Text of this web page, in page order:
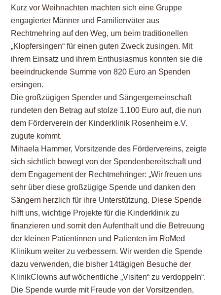
Kurz vor Weihnachten machten sich eine Gruppe
engagierter Männer und Familienväter aus
Rechtmehring auf den Weg, um beim traditionellen
„Klopfersingen“ für einen guten Zweck zusingen. Mit
ihrem Einsatz und ihrem Enthusiasmus konnten sie die
beeindruckende Summe von 820 Euro an Spenden
ersingen.
Die großzügigen Spender und Sängergemeinschaft
rundeten den Betrag auf stolze 1.100 Euro auf, die nun
dem Förderverein der Kinderklinik Rosenheim e.V.
zugute kommt.
Mihaela Hammer, Vorsitzende des Fördervereins, zeigte
sich sichtlich bewegt von der Spendenbereitschaft und
dem Engagement der Rechtmehringer: „Wir freuen uns
sehr über diese großzügige Spende und danken den
Sängern herzlich für ihre Unterstützung. Diese Spende
hilft uns, wichtige Projekte für die Kinderklinik zu
finanzieren und somit den Aufenthalt und die Betreuung
der kleinen Patientinnen und Patienten im RoMed
Klinikum weiter zu verbessern. Wir werden die Spende
dazu verwenden, die bisher 14tägigen Besuche der
KlinikClowns auf wöchentliche „Visiten“ zu verdoppeln“.
Die Spende wurde mit Freude von der Vorsitzenden,